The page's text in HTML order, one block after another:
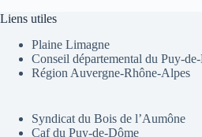
Liens utiles
Plaine Limagne
Conseil départemental du Puy-
Région Auvergne-Rhône-Alpes
Syndicat du Bois de l’Aumône
Caf du Puy-de-Dôme